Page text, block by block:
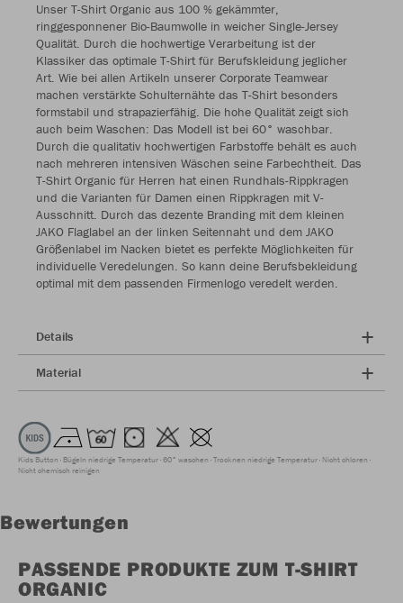
Unser T-Shirt Organic aus 100 % gekämmter,
ringgesponnener Bio-Baumwolle in weicher Single-Jersey
Qualität. Durch die hochwertige Verarbeitung ist der
Klassiker das optimale T-Shirt für Berufskleidung jeglicher
Art. Wie bei allen Artikeln unserer Corporate Teamwear
machen verstärkte Schulternähte das T-Shirt besonders
formstabil und strapazierfähig. Die hohe Qualität zeigt sich
auch beim Waschen: Das Modell ist bei 60° waschbar.
Durch die qualitativ hochwertigen Farbstoffe behält es auch
nach mehreren intensiven Wäschen seine Farbechtheit. Das
T-Shirt Organic für Herren hat einen Rundhals-Rippkragen
und die Varianten für Damen einen Rippkragen mit V-
Ausschnitt. Durch das dezente Branding mit dem kleinen
JAKO Flaglabel an der linken Seitennaht und dem JAKO
Größenlabel im Nacken bietet es perfekte Möglichkeiten für
individuelle Veredelungen. So kann deine Berufsbekleidung
optimal mit dem passenden Firmenlogo veredelt werden.
Details
Material
Kids Button Bügeln niedrige Temperatur 60° waschen Trocknen niedrige Temperatur Nicht chloren
Nicht chemisch reinigen
Bewertungen
PASSENDE PRODUKTE ZUM T-SHIRT
ORGANIC